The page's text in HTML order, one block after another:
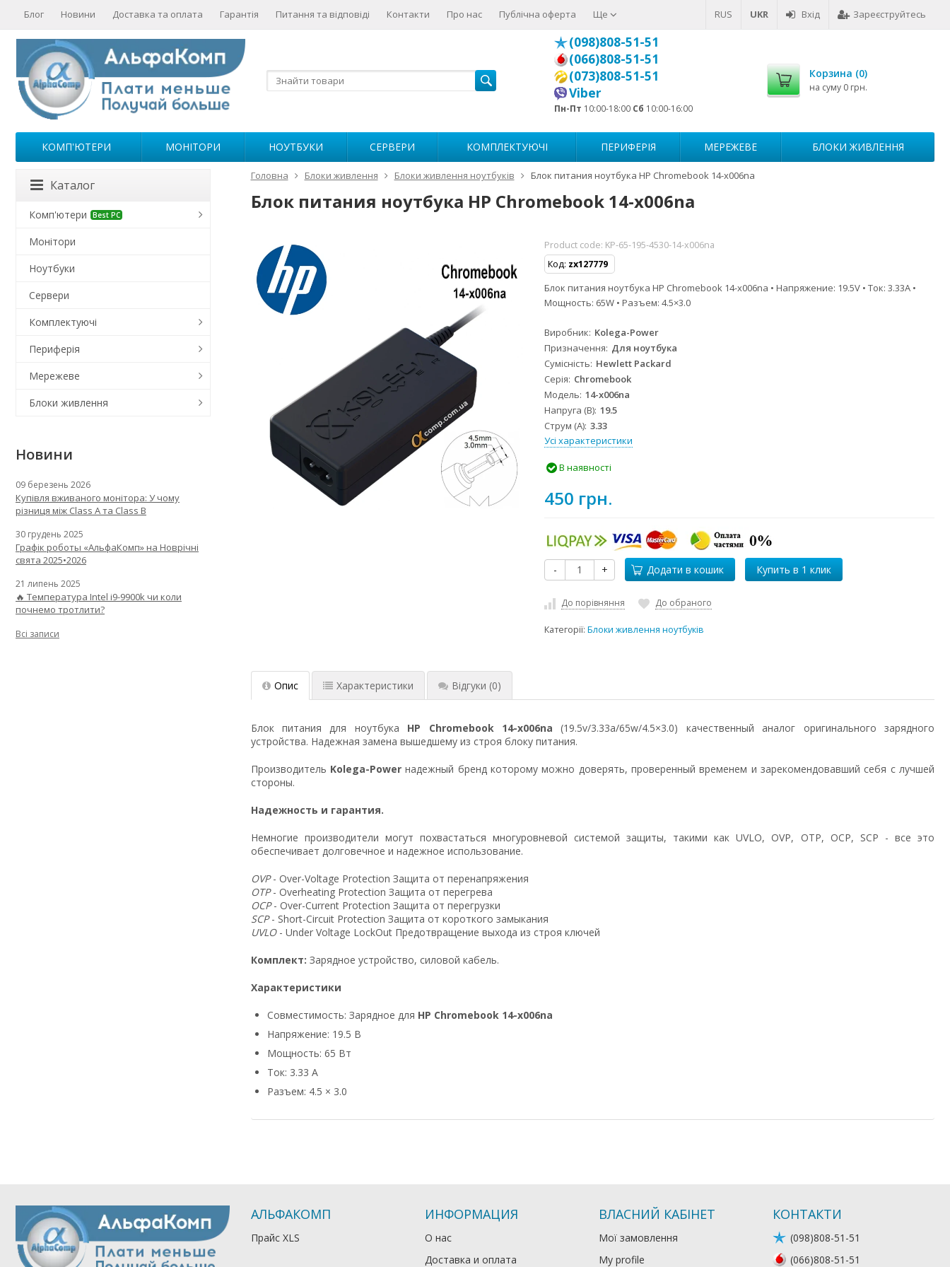
RUS UKR Вхід Зареєструйтесь
Блог Новини Доставка та оплата Гарантія Питання та відповіді Контакти Про нас Публічна оферта Ще
(098)808-51-51
(066)808-51-51
(073)808-51-51
Viber
Пн-Пт 10:00-18:00 Сб 10:00-16:00
Корзина (0)
на суму 0 грн.
КОМП'ЮТЕРИ МОНІТОРИ НОУТБУКИ СЕРВЕРИ КОМПЛЕКТУЮЧІ ПЕРИФЕРІЯ МЕРЕЖЕВЕ БЛОКИ ЖИВЛЕННЯ
Головна Блоки живлення Блоки живлення ноутбуків Блок питания ноутбука HP Chromebook 14-x006na
Блок питания ноутбука HP Chromebook 14-x006na
Product code: KP-65-195-4530-14-x006na
Код: zx127779
Блок питания ноутбука HP Chromebook 14-x006na • Напряжение: 19.5V • Ток: 3.33A •
Мощность: 65W • Разъем: 4.5×3.0
Виробник Kolega-Power
Призначення Для ноутбука
Сумісність Hewlett Packard
Серія Chromebook
Модель 14-x006na
Напруга (В) 19.5
Струм (А) 3.33
Усі характеристики
В наявності
450 грн.
- + Додати в кошик
До порівняння До обраного
Категорії:Блоки живлення ноутбуків
Опис Характеристики Відгуки (0)
Блок питания для ноутбука HP Chromebook 14-x006na (19.5v/3.33a/65w/4.5×3.0) качественный аналог оригинального зарядного
устройства. Надежная замена вышедшему из строя блоку питания.
Производитель Kolega-Powerнадежный бренд которому можно доверять, проверенный временем и зарекомендовавший себя с лучшей
стороны.
Надежность и гарантия.
Немногие производители могут похвастаться многуровневой системой защиты, такими как UVLO, OVP, OTP, OCP, SCP - все это
обеспечивает долговечное и надежное использование.
OVP- Over-Voltage Protection Защита от перенапряжения
OTP- Overheating Protection Защита от перегрева
OCP- Over-Current Protection Защита от перегрузки
SCP- Short-Circuit Protection Защита от короткого замыкания
UVLO- Under Voltage LockOut Предотвращение выхода из строя ключей
Комплект: Зарядное устройство, силовой кабель.
Характеристики
Совместимость: Зарядное для HP Chromebook 14-x006na
Напряжение: 19.5 В
Мощность: 65 Вт
Ток: 3.33 А
Разъем: 4.5 × 3.0
Каталог
Комп'ютери Best PC
Монітори
Ноутбуки
Сервери
Комплектуючі
Периферія
Мережеве
Блоки живлення
Новини
09 березень 2026
Купівля вживаного монітора: У чому
різниця між Class A та Class B
30 грудень 2025
Графік роботы «АльфаКомп» на Новрічні
свята 2025•2026
21 липень 2025
🔥 Температура Intel i9-9900k чи коли
почнемо тротлити?
Всі записи
АЛЬФАКОМП
Прайс XLS
ИНФОРМАЦИЯ
О нас
Доставка и оплата
ВЛАСНИЙ КАБІНЕТ
Мої замовлення
My profile
КОНТАКТИ
(098)808-51-51
(066)808-51-51